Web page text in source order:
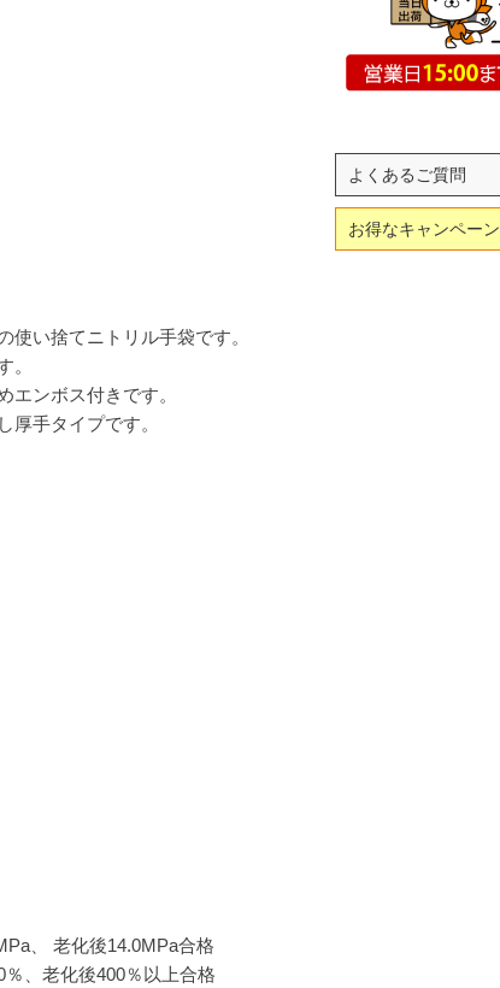
よくあるご質問
お得なキャンペーン
使い捨てニトリル手袋です。
。
エンボス付きです。
厚手タイプです。
、 老化後14.0MPa合格
、老化後400％以上合格